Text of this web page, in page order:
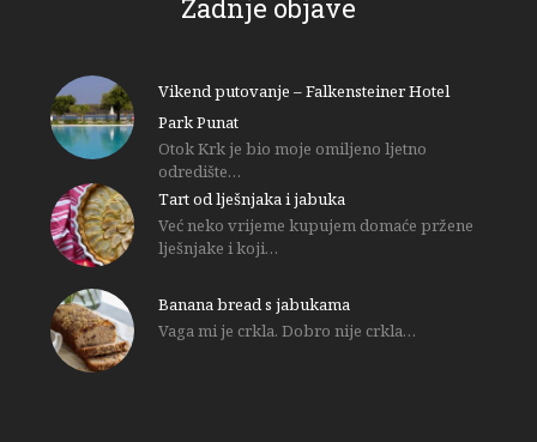
Zadnje objave
Vikend putovanje – Falkensteiner Hotel
Park Punat
Otok Krk je bio moje omiljeno ljetno
odredište…
Tart od lješnjaka i jabuka
Već neko vrijeme kupujem domaće pržene
lješnjake i koji…
Banana bread s jabukama
Vaga mi je crkla. Dobro nije crkla…